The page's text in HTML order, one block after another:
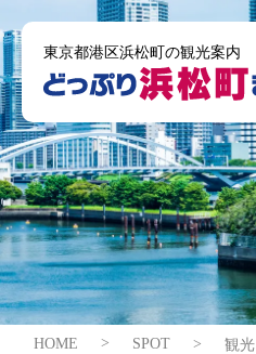
東京都港区浜松町の観光案内
HOME SPOT 観光